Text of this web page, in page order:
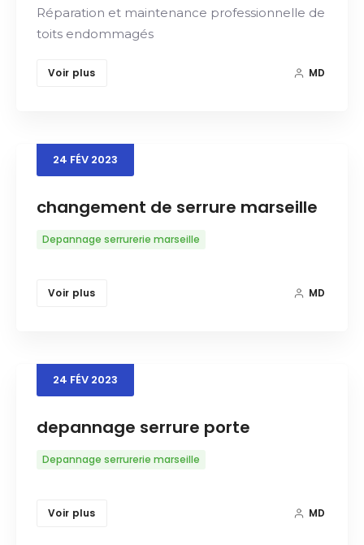
Réparation et maintenance professionnelle de
toits endommagés
Voir plus MD
24 FÉV 2023
changement de serrure marseille
Depannage serrurerie marseille
Voir plus MD
24 FÉV 2023
depannage serrure porte
Depannage serrurerie marseille
Voir plus MD